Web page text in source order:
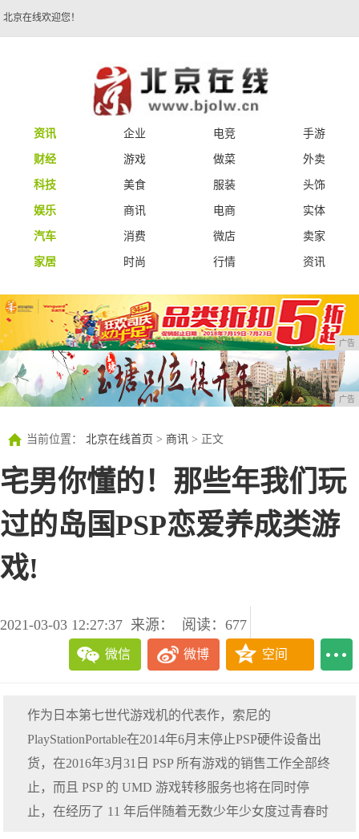
北京在线欢迎您！
资讯 企业 电竞
手游
财经
游戏 做菜
外卖
科技
美食 服装
头饰
娱乐
商讯 电商
实体
汽车
消费 微店
卖家
家居
时尚 行情 资讯
广告
广告
当前位置： 北京在线首页 > 商讯 > 正文
宅男你懂的！那些年我们玩
过的岛国PSP恋爱养成类游
戏!
2021-03-03 12:27:37 来源： 阅读：677
微信 微博 空间
作为日本第七世代游戏机的代表作，索尼的
PlayStationPortable在2014年6月末停止PSP硬件设备出
货，在2016年3月31日 PSP 所有游戏的销售工作全部终
止，而且 PSP 的 UMD 游戏转移服务也将在同时停
止，在经历了 11 年后伴随着无数少年少女度过青春时